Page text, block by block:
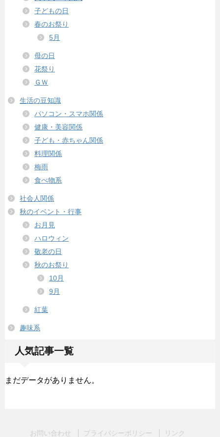
子どもの日
春のお祭り
5月
母の日
花祭り
ＧＷ
生活の豆知識
パソコン・スマホ関係
健康・美容関係
子ども・赤ちゃん関係
料理関係
梅雨
食べ物系
社会人関係
秋のイベント・行事
お月見
ハロウィン
敬老の日
秋のお祭り
10月
9月
紅葉
趣味系
人気記事一覧
まだデータがありません。
お問い合わせ プライバシーポリシー リンク